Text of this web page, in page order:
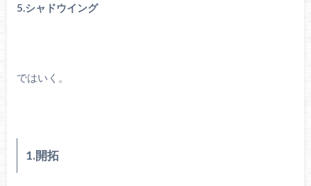
5.シャドウイング
ではいく。
1.開拓